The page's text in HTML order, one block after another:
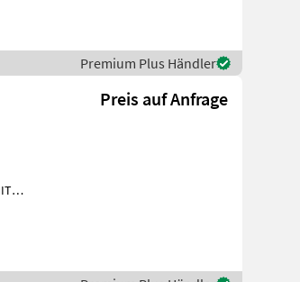
Premium Plus Händler
Preis auf Anfrage